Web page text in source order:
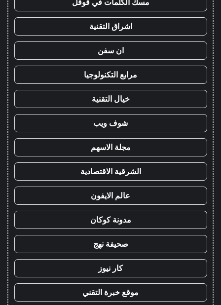
مسك الكلمات في قوقل
اشراق التقنية
ان سفن
مرابع التكنولوجيا
خيال التقنية
شوف ويب
مجلة الاسهم
الشرقية الاقتصادية
عالم الايفون
مدونة كوكان
صحيفة نهج
كار نيوز
موقع خبرة التقني